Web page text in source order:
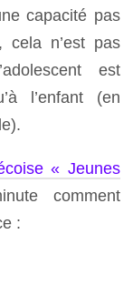
capacité pas
cela n’est pas
est
l’enfant (en
« Jeunes
comment
: